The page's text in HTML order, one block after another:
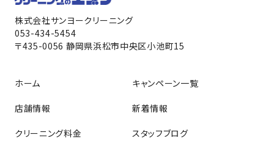
株式会社サンヨークリーニング
053-434-5454
〒435-0056 静岡県浜松市中央区小池町15
ホーム
店舗情報
クリーニング料金
キャンペーン一覧
新着情報
スタッフブログ